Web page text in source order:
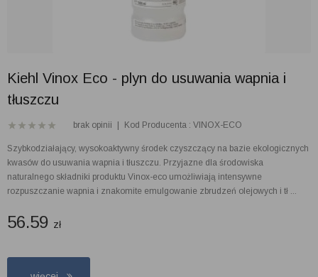
Kiehl Vinox Eco - plyn do usuwania wapnia i
tłuszczu
brak opinii Kod Producenta : VINOX-ECO
Szybkodziałający, wysokoaktywny środek czyszczący na bazie ekologicznych
kwasów do usuwania wapnia i tłuszczu. Przyjazne dla środowiska
naturalnego składniki produktu Vinox-eco umożliwiają intensywne
rozpuszczanie wapnia i znakomite emulgowanie zbrudzeń olejowych i tł ...
56.59 zł